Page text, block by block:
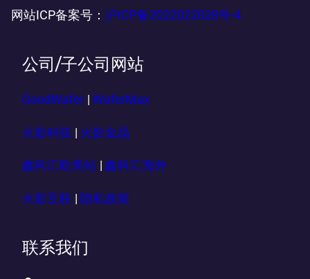
网站ICP备案号： 沪ICP备2022022028号-4
公司/子公司网站
GoodWafer | WaferMax
火影科技 | 火影金晶
鑫科汇欧美站 鑫科汇海外
火影互联 | 隐私政策
联系我们